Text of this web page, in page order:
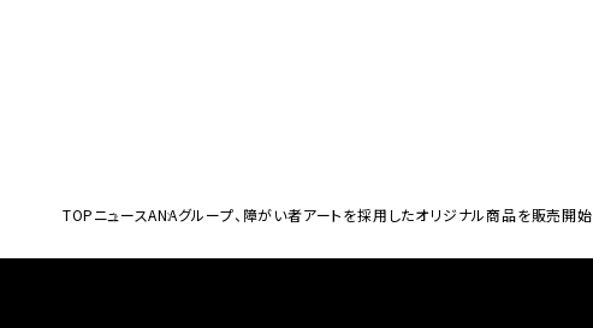
TOPニュースANAグループ、障がい者アートを採用したオリジナル商品を販売開始